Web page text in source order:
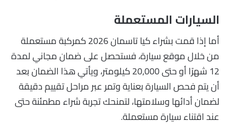
السيارات المستعملة
أما إذا قمت بشراء كيا تاسمان 2026 كمركبة مستعملة
من خلال موقع سيارة، فستحصل على ضمان مجاني لمدة
12 شهرًا أو حتى 20,000 كيلومتر، ويأتي هذا الضمان بعد
أن يتم فحص السيارة بعناية وتمر عبر مراحل تقييم دقيقة
لضمان أدائها وسلامتها، لتمنحك تجربة شراء مطمئنة حتى
عند اقتناء سيارة مستعملة.